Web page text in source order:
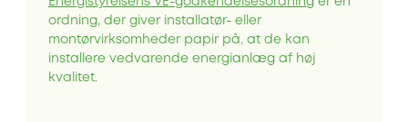
ordning, der giver installatør- eller
montørvirksomheder papir på, at de kan
installere vedvarende energianlæg af høj
kvalitet.